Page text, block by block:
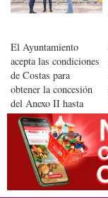
El Ayuntamiento
acepta las condiciones
de Costas para
obtener la concesión
del Anexo II hasta
2055 y avanzar en su
modernización